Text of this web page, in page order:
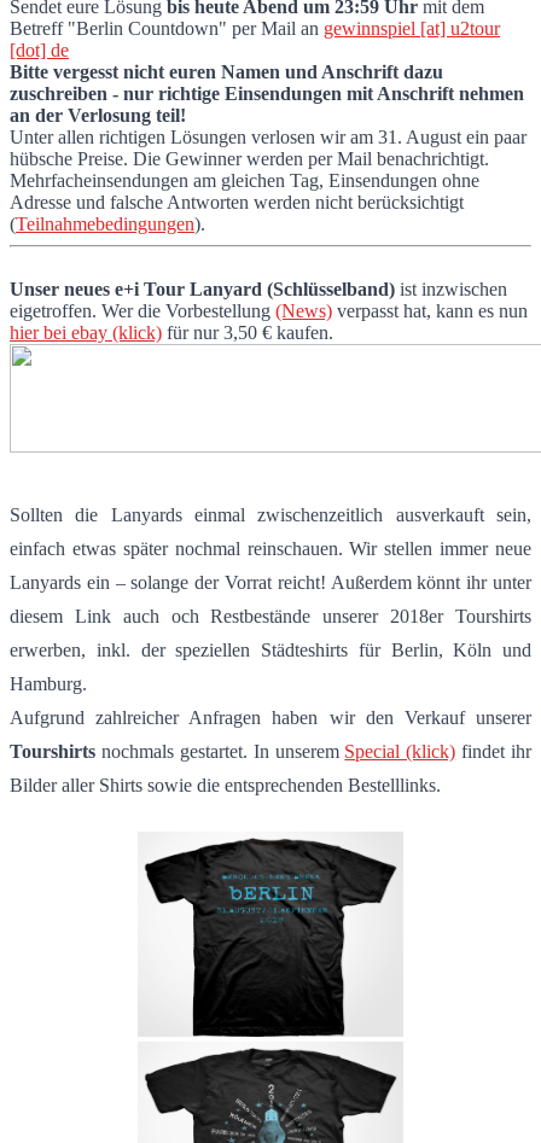
Sendet eure Lösung bis heute Abend um 23:59 Uhr mit dem
Betreff "Berlin Countdown" per Mail an gewinnspiel [at] u2tour
[dot] de
Bitte vergesst nicht euren Namen und Anschrift dazu
zuschreiben - nur richtige Einsendungen mit Anschrift nehmen
an der Verlosung teil!
Unter allen richtigen Lösungen verlosen wir am 31. August ein paar
hübsche Preise. Die Gewinner werden per Mail benachrichtigt.
Mehrfacheinsendungen am gleichen Tag, Einsendungen ohne
Adresse und falsche Antworten werden nicht berücksichtigt
(Teilnahmebedingungen).
Unser neues e+i Tour Lanyard (Schlüsselband) ist inzwischen
eigetroffen. Wer die Vorbestellung (News) verpasst hat, kann es nun
hier bei ebay (klick) für nur 3,50 € kaufen.
Sollten die Lanyards einmal zwischenzeitlich ausverkauft sein,
einfach etwas später nochmal reinschauen. Wir stellen immer neue
Lanyards ein – solange der Vorrat reicht! Außerdem könnt ihr unter
diesem Link auch och Restbestände unserer 2018er Tourshirts
erwerben, inkl. der speziellen Städteshirts für Berlin, Köln und
Hamburg.
Aufgrund zahlreicher Anfragen haben wir den Verkauf unserer
Tourshirts nochmals gestartet. In unserem Special (klick) findet ihr
Bilder aller Shirts sowie die entsprechenden Bestelllinks.